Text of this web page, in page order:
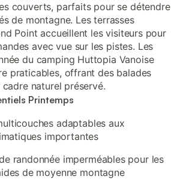
couverts, parfaits pour se détendre
de montagne. Les terrasses
Point accueillent les visiteurs pour
avec vue sur les pistes. Les
du camping Huttopia Vanoise
praticables, offrant des balades
naturel préservé.
Printemps
adaptables aux
importantes
randonnée imperméables pour les
de moyenne montagne